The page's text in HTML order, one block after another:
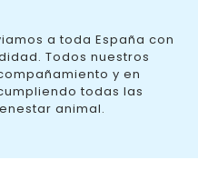
a toda España con
Todos nuestros
y en
todas las
animal.